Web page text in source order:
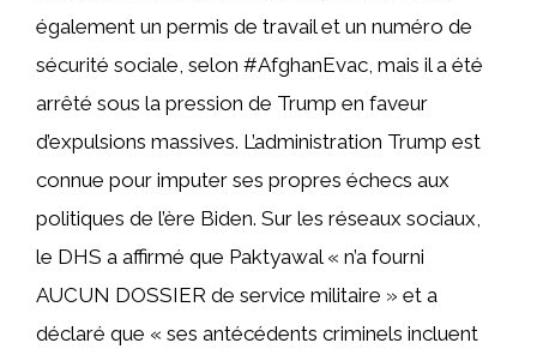
également un permis de travail et un numéro de
sécurité sociale, selon #AfghanEvac, mais il a été
arrêté sous la pression de Trump en faveur
d’expulsions massives. L’administration Trump est
connue pour imputer ses propres échecs aux
politiques de l’ère Biden. Sur les réseaux sociaux,
le DHS a affirmé que Paktyawal « n’a fourni
AUCUN DOSSIER de service militaire » et a
déclaré que « ses antécédents criminels incluent